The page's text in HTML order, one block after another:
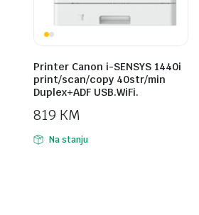
Printer Canon i-SENSYS 1440i
print/scan/copy 40str/min
Duplex+ADF USB.WiFi.
819 KM
Na stanju